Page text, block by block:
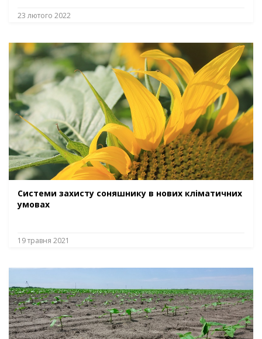
23 лютого 2022
Системи захисту соняшнику в нових кліматичних
умовах
19 травня 2021